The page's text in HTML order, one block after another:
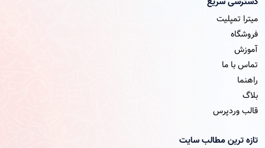
میترا تمپلیت
فروشگاه
آموزش
تماس با ما
راهنما
بلاگ
قالب وردپرس
تازه ترین مطالب سایت